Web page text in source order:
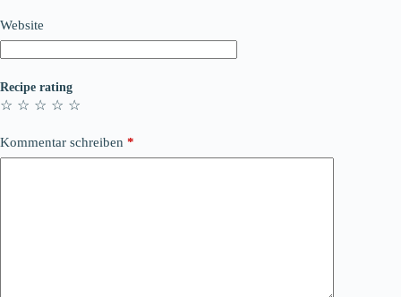
Website
Recipe rating
☆
☆
☆
☆
☆
Kommentar schreiben *